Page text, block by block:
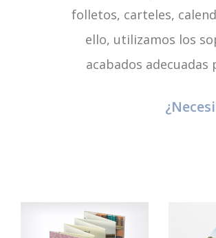
folletos, carteles,
ello, utilizamos los
acabados